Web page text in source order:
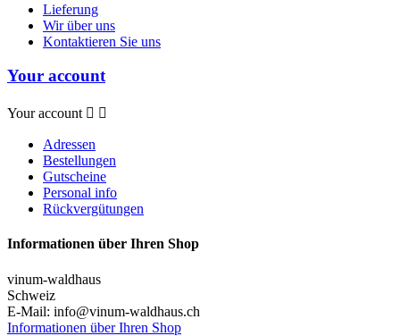
Lieferung
Wir über uns
Kontaktieren Sie uns
Your account
Your account  
Adressen
Bestellungen
Gutscheine
Personal info
Rückvergütungen
Informationen über Ihren Shop
vinum-waldhaus
Schweiz
E-Mail: info@vinum-waldhaus.ch
Informationen über Ihren Shop